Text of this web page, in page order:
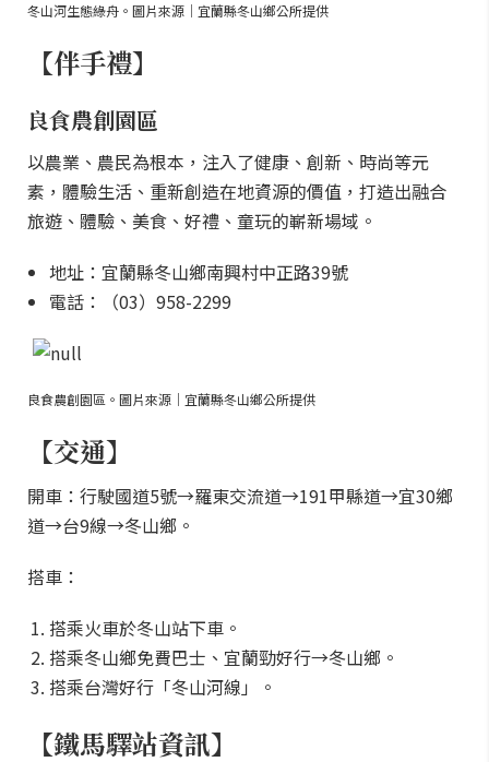
冬山河生態綠舟。圖片來源｜宜蘭縣冬山鄉公所提供
【伴手禮】
良食農創園區
以農業、農民為根本，注入了健康、創新、時尚等元
素，體驗生活、重新創造在地資源的價值，打造出融合
旅遊、體驗、美食、好禮、童玩的嶄新場域。
地址：宜蘭縣冬山鄉南興村中正路39號
電話：（03）958-2299
良食農創園區。圖片來源｜宜蘭縣冬山鄉公所提供
【交通】
開車： 行駛國道5號→羅東交流道→191甲縣道→宜30鄉
道→台9線→冬山鄉。
搭車：
搭乘火車於冬山站下車。
搭乘冬山鄉免費巴士、宜蘭勁好行→冬山鄉。
搭乘台灣好行「冬山河線」。
【鐵馬驛站資訊】